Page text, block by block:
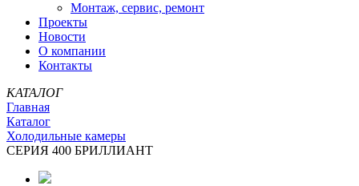
Монтаж, сервис, ремонт
Проекты
Новости
О компании
Контакты
КАТАЛОГ
Главная
Каталог
Холодильные камеры
СЕРИЯ 400 БРИЛЛИАНТ